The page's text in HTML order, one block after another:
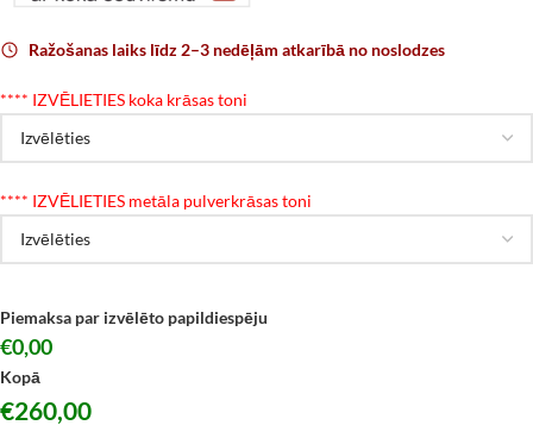
Ražošanas laiks līdz 2–3 nedēļām atkarībā no noslodzes
**** IZVĒLIETIES koka krāsas toni
**** IZVĒLIETIES metāla pulverkrāsas toni
Piemaksa par izvēlēto papildiespēju
€0,00
Kopā
€260,00